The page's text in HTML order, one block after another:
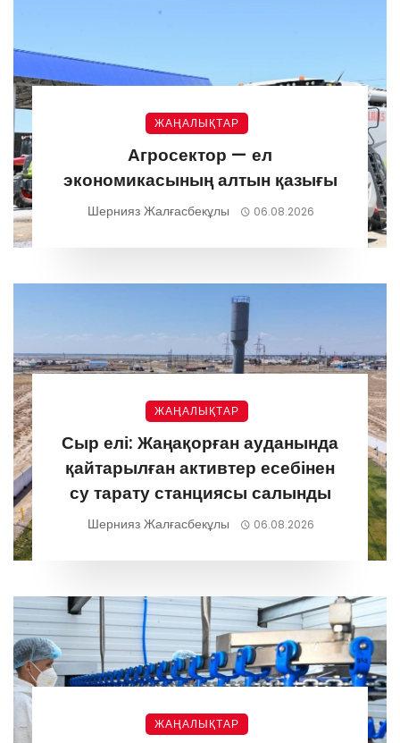
ЖАҢАЛЫҚТАР
Агросектор — ел
экономикасының алтын қазығы
Шернияз Жалғасбекұлы 06.08.2026
ЖАҢАЛЫҚТАР
Сыр елі: Жаңақорған ауданында
қайтарылған активтер есебінен
су тарату станциясы салынды
Шернияз Жалғасбекұлы 06.08.2026
ЖАҢАЛЫҚТАР